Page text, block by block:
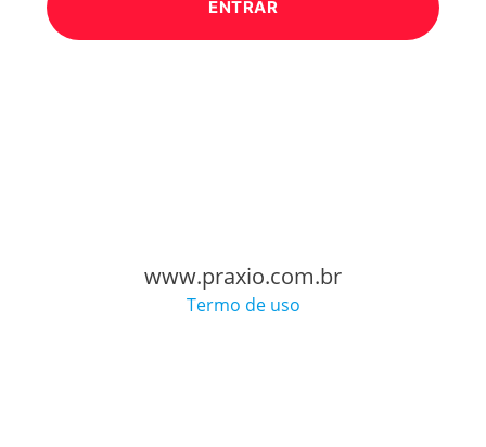
www.praxio.com.br
Termo de uso